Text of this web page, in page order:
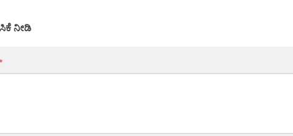
ನೀಡಿ